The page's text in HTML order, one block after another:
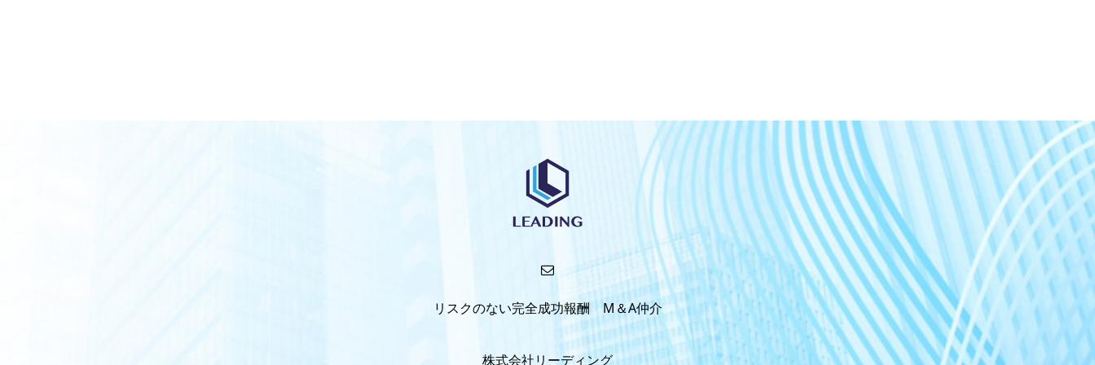
リスクのない完全成功報酬 M＆A仲介
株式会社リーディング